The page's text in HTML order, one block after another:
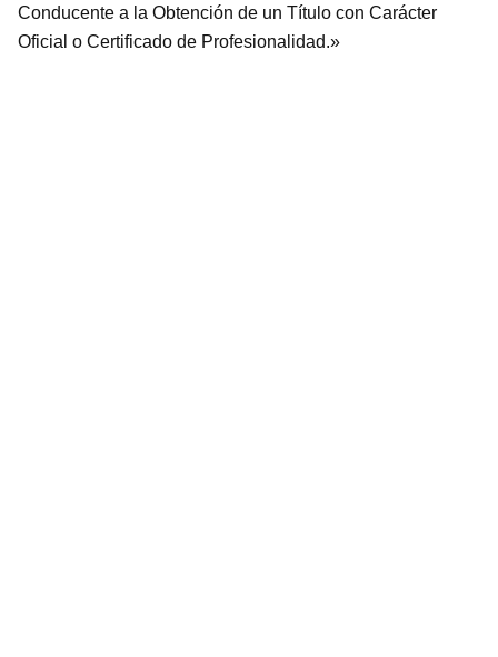
Conducente a la Obtención de un Título con Carácter
Oficial o Certificado de Profesionalidad.»